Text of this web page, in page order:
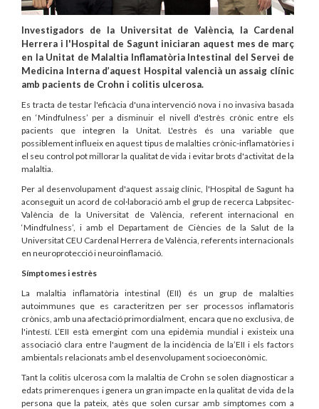
Investigadors de la Universitat de València, la Cardenal
Herrera i l'Hospital de Sagunt iniciaran aquest mes de març
en la Unitat de Malaltia Inflamatòria Intestinal del Servei de
Medicina Interna d’aquest Hospital valencià un assaig clínic
amb pacients de Crohn i colitis ulcerosa.
Es tracta de testar l'eficàcia d'una intervenció nova i no invasiva basada
en ‘Mindfulness’ per a disminuir el nivell d'estrès crònic entre els
pacients que integren la Unitat. L'estrès és una variable que
possiblement influeix en aquest tipus de malalties crònic-inflamatòries i
el seu control pot millorar la qualitat de vida i evitar brots d'activitat de la
malaltia.
Per al desenvolupament d'aquest assaig clínic, l'Hospital de Sagunt ha
aconseguit un acord de col·laboració amb el grup de recerca Labpsitec-
València de la Universitat de València, referent internacional en
‘Mindfulness’, i amb el Departament de Ciències de la Salut de la
Universitat CEU Cardenal Herrera de València, referents internacionals
en neuroprotecció i neuroinflamació.
Símptomes i estrès
La malaltia inflamatòria intestinal (EII) és un grup de malalties
autoimmunes que es caracteritzen per ser processos inflamatoris
crònics, amb una afectació primordialment, encara que no exclusiva, de
l'intestí. L’EII està emergint com una epidèmia mundial i existeix una
associació clara entre l'augment de la incidència de la’EII i els factors
ambientals relacionats amb el desenvolupament socioeconòmic.
Tant la colitis ulcerosa com la malaltia de Crohn se solen diagnosticar a
edats primerenques i genera un gran impacte en la qualitat de vida de la
persona que la pateix, atès que solen cursar amb símptomes com a